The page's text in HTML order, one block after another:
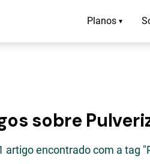
Planos ▾
sobre
artigo encontrado com a tag